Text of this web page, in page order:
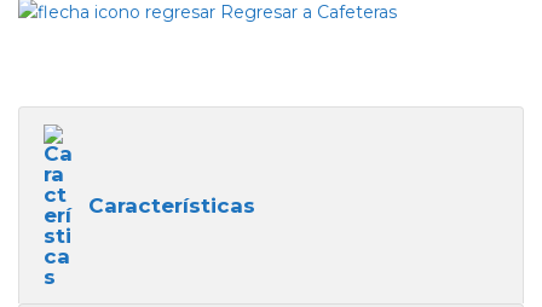
Regresar a Cafeteras
Características